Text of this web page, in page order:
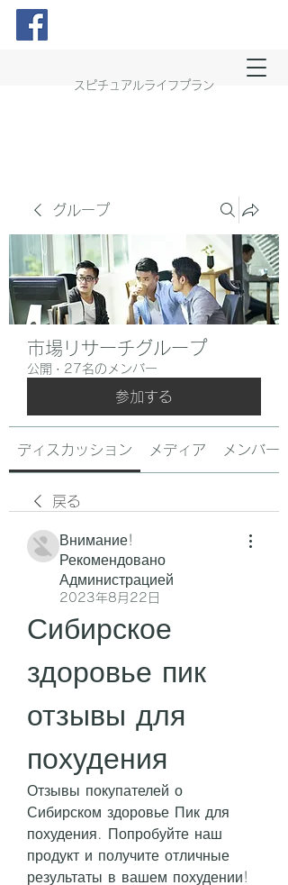
スピチュアルライフプラン
グループ
市場リサーチグループ
公開 · 27名のメンバー
参加する
ディスカッション メディア メンバー
戻る
Внимание!
Рекомендовано
Администрацией
2023年8月22日
Сибирское
здоровье пик
отзывы для
похудения
Отзывы покупателей о
Сибирском здоровье Пик для
похудения. Попробуйте наш
продукт и получите отличные
результаты в вашем похудении!